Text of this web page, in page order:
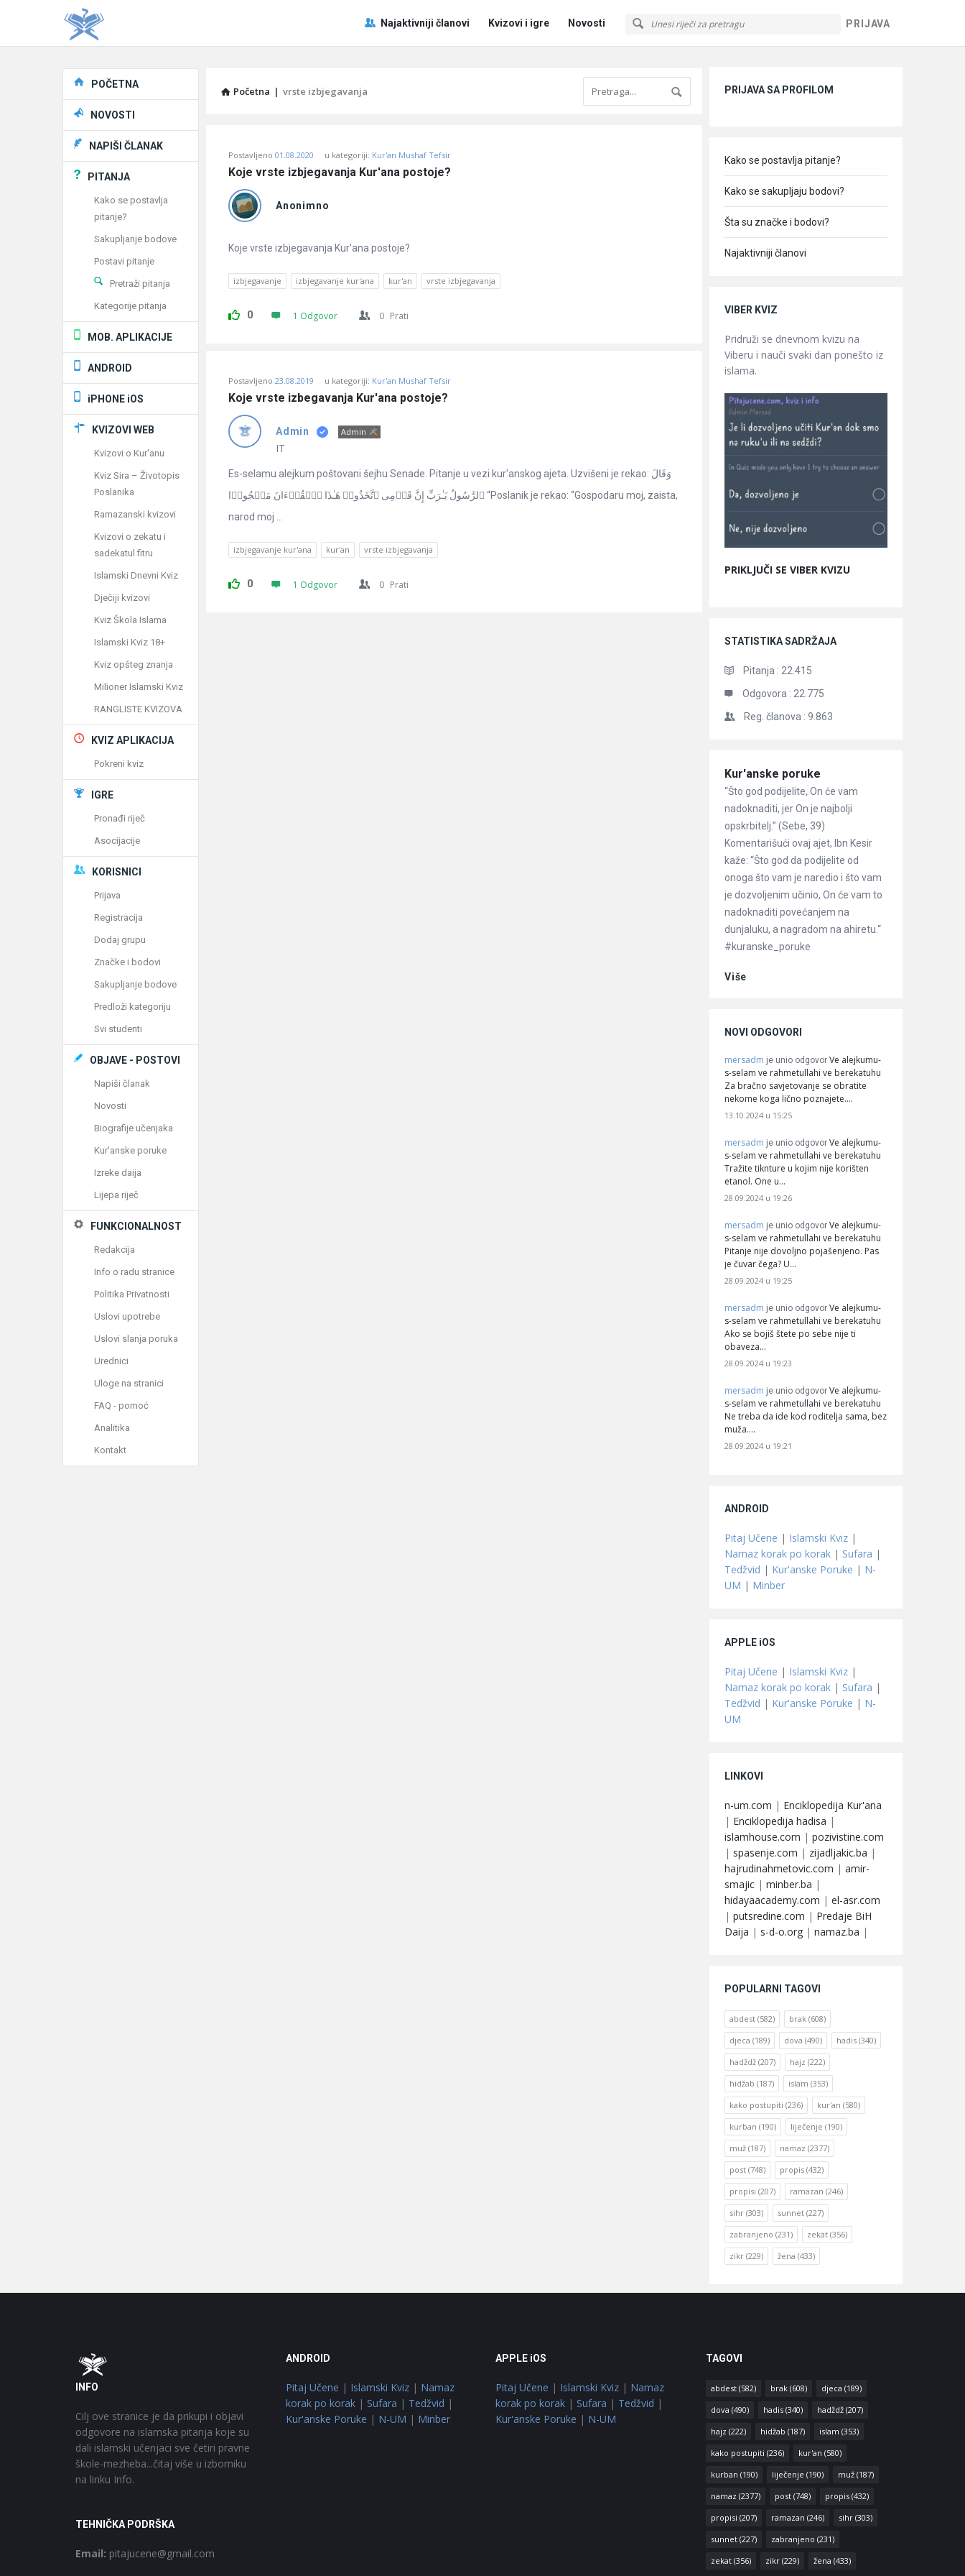
PRIJAVA
Pitaj
Učene
Navigacija
Najaktivniji članovi Kvizovi i igre Novosti
Početna | vrste izbjegavanja
Učene
Latest
Pitanja
Postavljeno 01.08.2020 u kategoriji: Kur'an Mushaf Tefsir
Koje vrste izbjegavanja Kur'ana postoje?
Anonimno
Koje vrste izbjegavanja Kur'ana postoje?
izbjegavanje izbjegavanje kur'ana kur'an vrste izbjegavanja
0 1 Odgovor 0 Prati
Postavljeno 23.08.2019 u kategoriji: Kur'an Mushaf Tefsir
Koje vrste izbegavanja Kur'ana postoje?
Admin Admin
IT
Es-selamu alejkum poštovani šejhu Senade. Pitanje u vezi kur'anskog ajeta. Uzvišeni je rekao: وَقَالَ
ٱلرَّسُولُ یَـٰرَبِّ إِنَّ قَوۡمِی ٱتَّخَذُوا۟ هَـٰذَا ٱلۡقُرۡءَانَ مَهۡجُورࣰا “Poslanik je rekao: “Gospodaru moj, zaista,
narod moj ...
izbjegavanje kur'ana kur'an vrste izbjegavanja
0 1 Odgovor 0 Prati
PRIJAVA SA PROFILOM
Kako se postavlja pitanje?
Kako se sakupljaju bodovi?
Šta su značke i bodovi?
Najaktivniji članovi
VIBER KVIZ
Pridruži se dnevnom kvizu na
Viberu i nauči svaki dan ponešto iz
islama.
PRIKLJUČI SE VIBER KVIZU
STATISTIKA SADRŽAJA
Pitanja : 22.415
Odgovora : 22.775
Reg. članova : 9.863
Članci
Kur'anske poruke
“Što god podijelite, On će vam
nadoknaditi, jer On je najbolji
opskrbitelj.” (Sebe, 39)
Komentarišući ovaj ajet, Ibn Kesir
kaže: “Što god da podijelite od
onoga što vam je naredio i što vam
je dozvoljenim učinio, On će vam to
nadoknaditi povećanjem na
dunjaluku, a nagradom na ahiretu.“
#kuranske_poruke
Više
NOVI ODGOVORI
mersadm je unio odgovor Ve alejkumu-
s-selam ve rahmetullahi ve berekatuhu
Za bračno savjetovanje se obratite
nekome koga lično poznajete.…
13.10.2024 u 15:25
mersadm je unio odgovor Ve alejkumu-
s-selam ve rahmetullahi ve berekatuhu
Tražite tiknture u kojim nije korišten
etanol. One u…
28.09.2024 u 19:26
mersadm je unio odgovor Ve alejkumu-
s-selam ve rahmetullahi ve berekatuhu
Pitanje nije dovoljno pojašenjeno. Pas
je čuvar čega? U…
28.09.2024 u 19:25
mersadm je unio odgovor Ve alejkumu-
s-selam ve rahmetullahi ve berekatuhu
Ako se bojiš štete po sebe nije ti
obaveza…
28.09.2024 u 19:23
mersadm je unio odgovor Ve alejkumu-
s-selam ve rahmetullahi ve berekatuhu
Ne treba da ide kod roditelja sama, bez
muža.…
28.09.2024 u 19:21
ANDROID
Pitaj Učene | Islamski Kviz |
Namaz korak po korak | Sufara |
Tedžvid | Kur'anske Poruke | N-
UM | Minber
APPLE iOS
Pitaj Učene | Islamski Kviz |
Namaz korak po korak | Sufara |
Tedžvid | Kur'anske Poruke | N-
UM
LINKOVI
n-um.com | Enciklopedija Kur'ana
| Enciklopedija hadisa |
islamhouse.com | pozivistine.com
| spasenje.com | zijadljakic.ba |
hajrudinahmetovic.com | amir-
smajic | minber.ba |
hidayaacademy.com | el-asr.com
| putsredine.com | Predaje BiH
Daija | s-d-o.org | namaz.ba |
POPULARNI TAGOVI
abdest (582) brak (608)
djeca (189) dova (490) hadis (340)
hadždž (207) hajz (222)
hidžab (187) islam (353)
kako postupiti (236) kur'an (580)
kurban (190) liječenje (190)
muž (187) namaz (2377)
post (748) propis (432)
propisi (207) ramazan (246)
sihr (303) sunnet (227)
zabranjeno (231) zekat (356)
zikr (229) žena (433)
Explore
POČETNA
NOVOSTI
NAPIŠI ČLANAK
PITANJA
Kako se postavlja
pitanje?
Sakupljanje bodove
Postavi pitanje
Pretraži pitanja
Kategorije pitanja
MOB. APLIKACIJE
ANDROID
iPHONE iOS
KVIZOVI WEB
Kvizovi o Kur'anu
Kviz Sira – Životopis
Poslanika
Ramazanski kvizovi
Kvizovi o zekatu i
sadekatul fitru
Islamski Dnevni Kviz
Dječiji kvizovi
Kviz Škola Islama
Islamski Kviz 18+
Kviz opšteg znanja
Milioner Islamski Kviz
RANGLISTE KVIZOVA
KVIZ APLIKACIJA
Pokreni kviz
IGRE
Pronađi riječ
Asocijacije
KORISNICI
Prijava
Registracija
Dodaj grupu
Značke i bodovi
Sakupljanje bodove
Predloži kategoriju
Svi studenti
OBJAVE - POSTOVI
Napiši članak
Novosti
Biografije učenjaka
Kur'anske poruke
Izreke daija
Lijepa riječ
FUNKCIONALNOST
Redakcija
Info o radu stranice
Politika Privatnosti
Uslovi upotrebe
Uslovi slanja poruka
Urednici
Uloge na stranici
FAQ - pomoć
Analitika
Kontakt
Footer
INFO
Cilj ove stranice je da prikupi i objavi
odgovore na islamska pitanja koje su
dali islamski učenjaci sve četiri pravne
škole-mezheba...čitaj više u izborniku
na linku Info.
TEHNIČKA PODRŠKA
Email: pitajucene@gmail.com
ANDROID
Pitaj Učene | Islamski Kviz| Namaz
korak po korak| Sufara | Tedžvid |
Kur'anske Poruke | N-UM | Minber
APPLE iOS
Pitaj Učene | Islamski Kviz | Namaz
korak po korak | Sufara | Tedžvid |
Kur'anske Poruke | N-UM
TAGOVI
abdest(582) brak(608) djeca (189)
dova (490) hadis(340) hadždž(207)
hajz (222) hidžab (187) islam (353)
kako postupiti (236) kur'an (580)
kurban (190) liječenje (190) muž(187)
namaz (2377) post(748) propis(432)
propisi (207) ramazan (246) sihr(303)
sunnet(227) zabranjeno (231)
zekat(356) zikr(229) žena (433)